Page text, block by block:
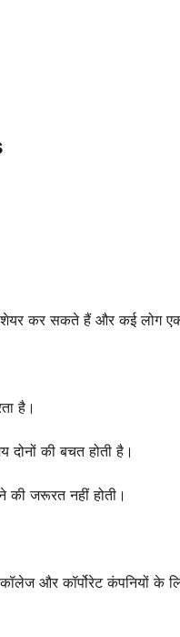
कर सकते हैं और कई लोग
है।
की बचत होती है।
की जरूरत नहीं होती।
और कॉर्पोरेट कंपनियों के